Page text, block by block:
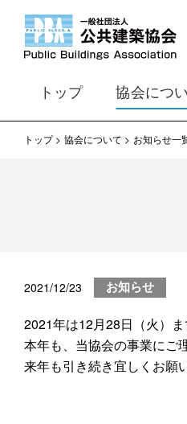
トップ 協会につ
トップ 協会について お知らせ一
2021/12/23 お知らせ
2021年は12月28日（火）
本年も、当協会の事業にご
来年も引き続き宜しくお願